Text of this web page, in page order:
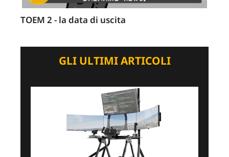
TOEM 2 - la data di uscita
GLI ULTIMI ARTICOLI